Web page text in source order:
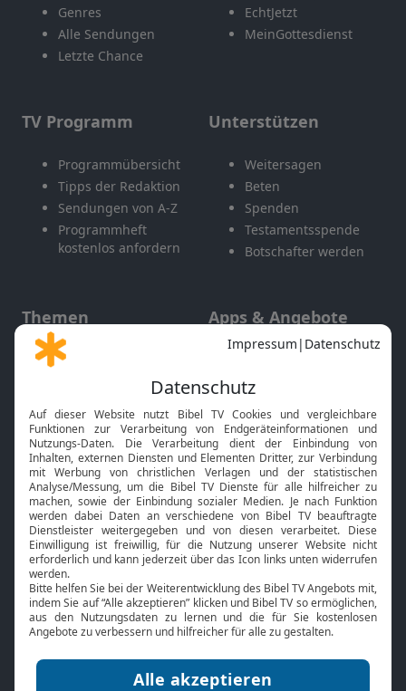
Genres
Alle Sendungen
Letzte Chance
EchtJetzt
MeinGottesdienst
TV Programm
Programmübersicht
Tipps der Redaktion
Sendungen von A-Z
Programmheft
kostenlos anfordern
Unterstützen
Weitersagen
Beten
Spenden
Testamentsspende
Botschafter werden
Themen
Gott und Bibel erklärt
Neuigkeiten
Apps & Angebote
Mobile App
Smart TV
HbbTV
Bibelthek Online-Bibel
Nächster Gottesdienst
Bibel TV
Über uns
Jobs
Mediadaten
Service
Kontakt
TV-Empfang